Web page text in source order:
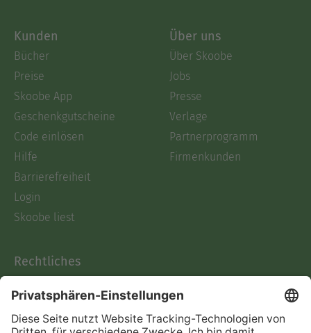
Kunden
Bücher
Preise
Skoobe App
Geschenkgutscheine
Code einlösen
Hilfe
Barrierefreiheit
Login
Skoobe liest
Über uns
Über Skoobe
Jobs
Presse
Verlage
Partnerprogramm
Firmenkunden
Rechtliches
AGB
Informationen nach Data